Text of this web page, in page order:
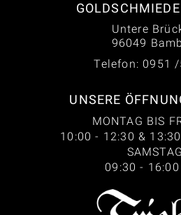
Untere
96049
Telefon: 0951
UNSERE
MONTAG BIS
10:00 - 12:30 &
09:30 - 16:00